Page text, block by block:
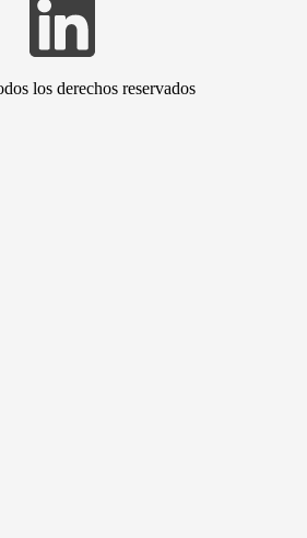
los derechos reservados